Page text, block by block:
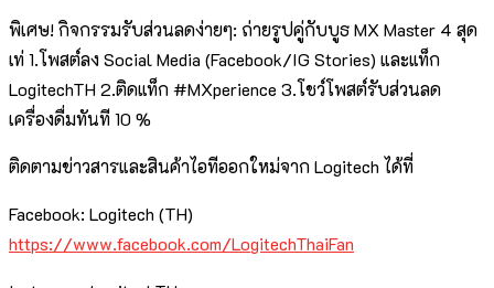
พิเศษ! กิจกรรมรับส่วนลดง่ายๆ: ถ่ายรูปคู่กับบูธ MX Master 4 สุด
เท่ 1.โพสต์ลง Social Media (Facebook/IG Stories) และแท็ก
LogitechTH 2.ติดแท็ก #MXperience 3.โชว์โพสต์รับส่วนลด
เครื่องดื่มทันที 10 %
ติดตามข่าวสารและสินค้าไอทีออกใหม่จาก Logitech ได้ที่
Facebook: Logitech (TH)
https://www.facebook.com/LogitechThaiFan